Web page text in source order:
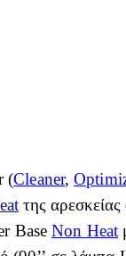
(Cleaner,
της
BaseNon Heat